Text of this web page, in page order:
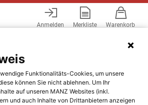
Anmelden Merkliste Warenkorb
Funktionalitäts-Cookies, um unsere
können Sie nicht ablehnen. Um Ihr
auf unseren MANZ Websites (inkl.
und auch Inhalte von Drittanbietern anzeigen